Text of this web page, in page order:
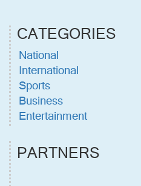
CATEGORIES
National
International
Sports
Business
Entertainment
PARTNERS